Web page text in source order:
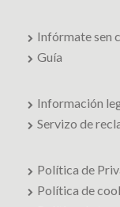
Infórmate sen
Guía
Información
Servizo de
Política de
Política de